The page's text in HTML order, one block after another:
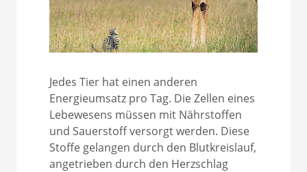
Jedes Tier hat einen anderen
Energieumsatz pro Tag. Die Zellen eines
Lebewesens müssen mit Nährstoffen
und Sauerstoff versorgt werden. Diese
Stoffe gelangen durch den Blutkreislauf,
angetrieben durch den Herzschlag